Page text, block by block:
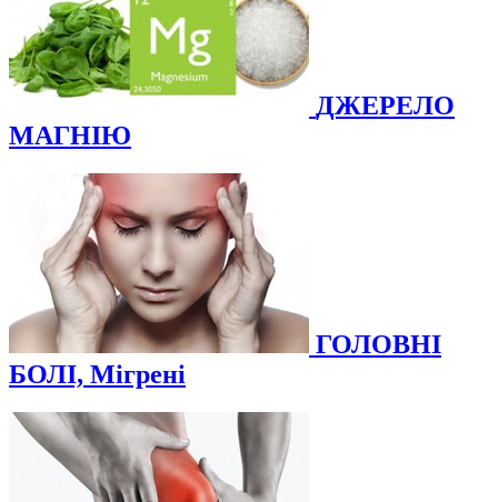
ДЖЕРЕЛО
МАГНІЮ
ГОЛОВНІ
БОЛІ, Мігрені